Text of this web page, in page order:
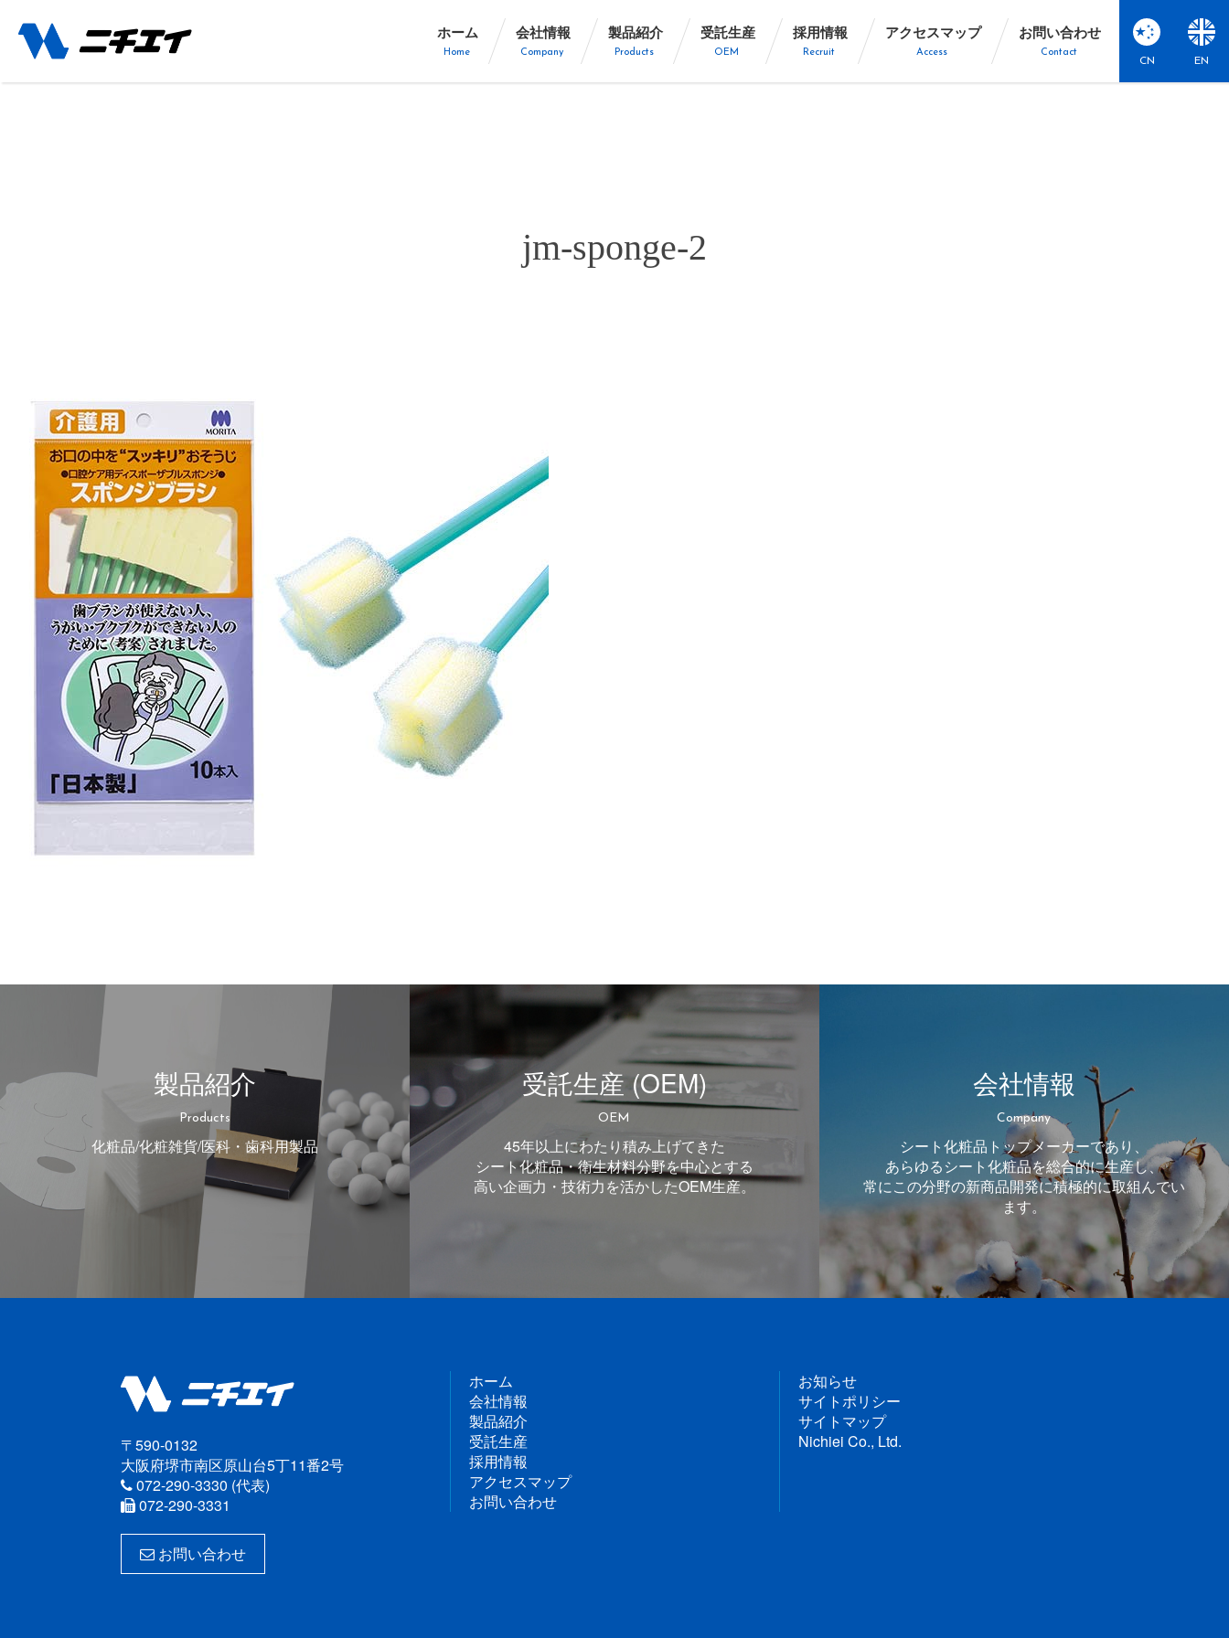
EN
CN
ホーム
Home
会社情報
Company
製品紹介
Products
受託生産
OEM
採用情報
Recruit
アクセスマップ
Access
お問い合わせ
Contact
jm-sponge-2
製品紹介
Products
化粧品/化粧雑貨/医科・歯科用製品
受託生産 (OEM)
OEM
45年以上にわたり積み上げてきた
シート化粧品・衛生材料分野を中心とする
高い企画力・技術力を活かしたOEM生産。
会社情報
Company
シート化粧品トップメーカーであり、
あらゆるシート化粧品を総合的に生産し、
常にこの分野の新商品開発に積極的に取組んでい
ます。
〒590-0132
大阪府堺市南区原山台5丁11番2号
072-290-3330 (代表)
072-290-3331
お問い合わせ
ホーム
会社情報
製品紹介
受託生産
採用情報
アクセスマップ
お問い合わせ
お知らせ
サイトポリシー
サイトマップ
Nichiei Co., Ltd.